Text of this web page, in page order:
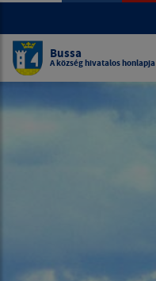
Bussa
A község hivatalos honlapja